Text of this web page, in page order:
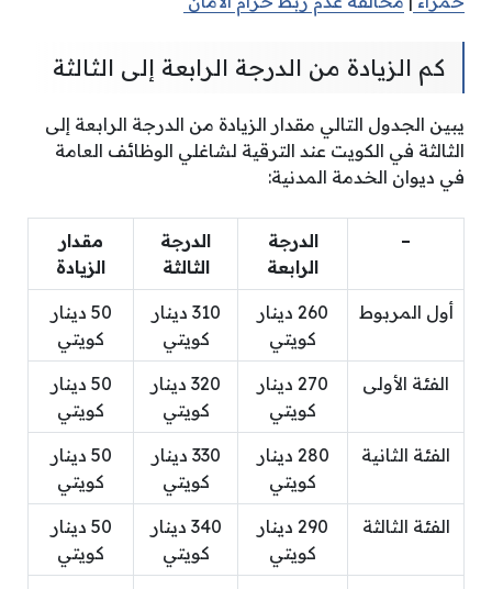
كم الزيادة من الدرجة الرابعة إلى الثالثة
يبين الجدول التالي مقدار الزيادة من الدرجة الرابعة إلى
الثالثة في الكويت عند الترقية لشاغلي الوظائف العامة
في ديوان الخدمة المدنية:
–
الدرجة
الرابعة
الدرجة
الثالثة
مقدار
الزيادة
أول المربوط
260 دينار
كويتي
310 دينار
كويتي
50 دينار
كويتي
الفئة الأولى
270 دينار
كويتي
320 دينار
كويتي
50 دينار
كويتي
الفئة الثانية
280 دينار
كويتي
330 دينار
كويتي
50 دينار
كويتي
الفئة الثالثة
290 دينار
كويتي
340 دينار
كويتي
50 دينار
كويتي